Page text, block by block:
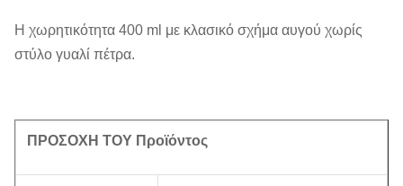
Η χωρητικότητα 400 ml με κλασικό σχήμα αυγού χωρίς
στύλο γυαλί πέτρα.
ΠΡΟΣΟΧΗ ΤΟΥ Προϊόντος